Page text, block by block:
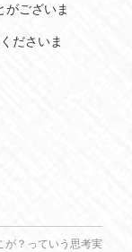
がございま
ださいま
が？っていう思考実